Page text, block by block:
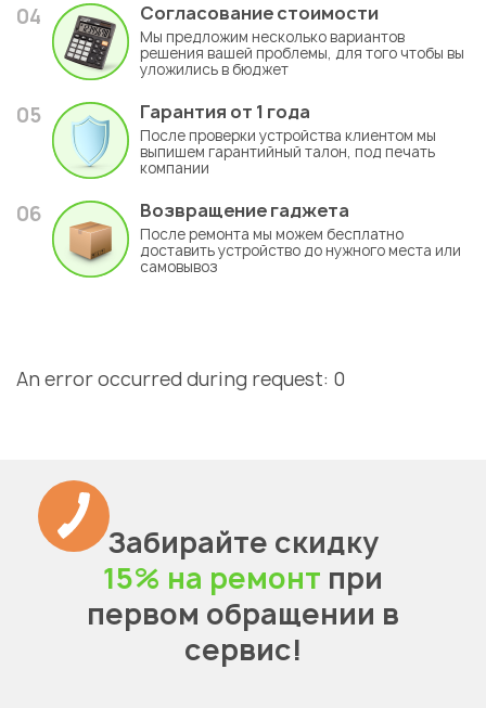
04 Согласование стоимости
Мы предложим несколько вариантов
решения вашей проблемы, для того чтобы вы
уложились в бюджет
05 Гарантия от 1 года
После проверки устройства клиентом мы
выпишем гарантийный талон, под печать
компании
06 Возвращение гаджета
После ремонта мы можем бесплатно
доставить устройство до нужного места или
самовывоз
An error occurred during request: 0
Забирайте скидку
15% на ремонт при
первом обращении в
сервис!